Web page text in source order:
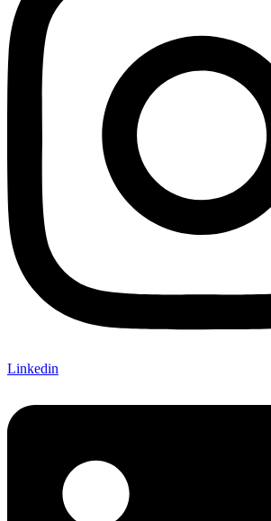
Linkedin